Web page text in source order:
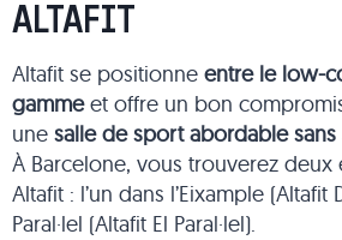
ALTAFIT
Altafit se positionne entre le low-
gammeet offre un bon
une salle de sport abordable
À Barcelone, vous trouverez deux
Altafit : l’un dans l’Eixample (Altafit
Paral·lel (Altafit El Paral·lel).